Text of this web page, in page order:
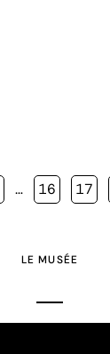
… Page
16 Page
17
LE MUSÉE